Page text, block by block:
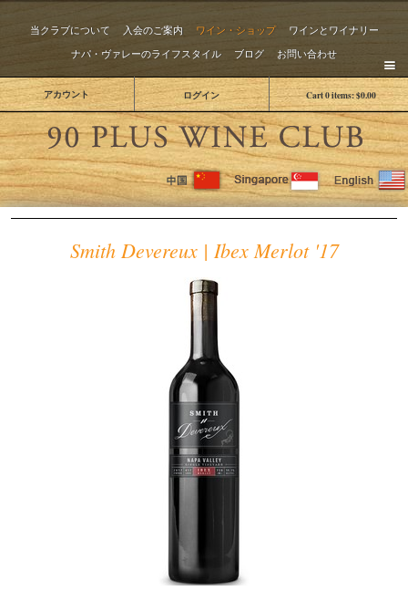
当クラブについて 入会のご案内 ワイン・ショップ
ワインとワイナリー
ナパ・ヴァレーのライフスタイル
ブログ お問い合わせ
Cart0items:$0.00
アカウント ログイン
The
Smith Devereux | Ibex Merlot '17